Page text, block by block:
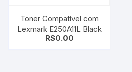
Toner Compatível com
Lexmark E250A11L Black
R$0.00